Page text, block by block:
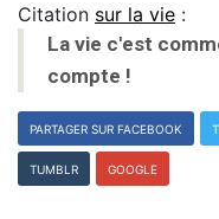
Citation sur la vie :
La vie c'est
compte !
PARTAGER SUR FACEBOOK
TUMBLR GOOGLE